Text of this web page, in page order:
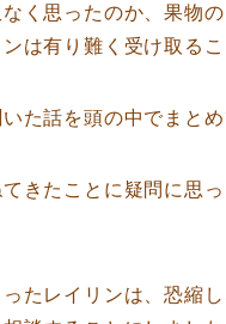
く思ったのか、果物
は有り難く受け取るこ
た話を頭の中でまとめ
きたことに疑問に思
たレイリンは、恐縮